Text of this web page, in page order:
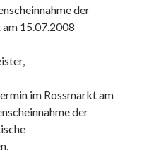
der
15.07.2008
im Rossmarkt am
der